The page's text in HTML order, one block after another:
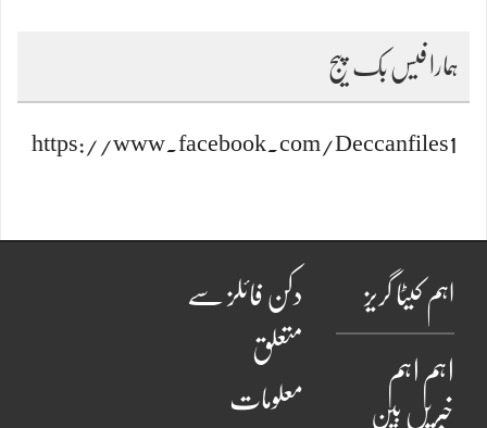
ہمارا فیس بک پیج
https://www.facebook.com/Deccanfiles1
اہم کیٹا گریز
اہم اہم
خبریں بین
دکن فائلز سے
متعلق
معلومات